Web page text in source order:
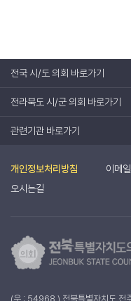
전국 시/도 의회 바로가기
전라북도 시/군 의회 바로가기
관련기관 바로가기
개인정보처리방침 이메
오시는길
(우 : 54968 ) 전북특별자치도 전